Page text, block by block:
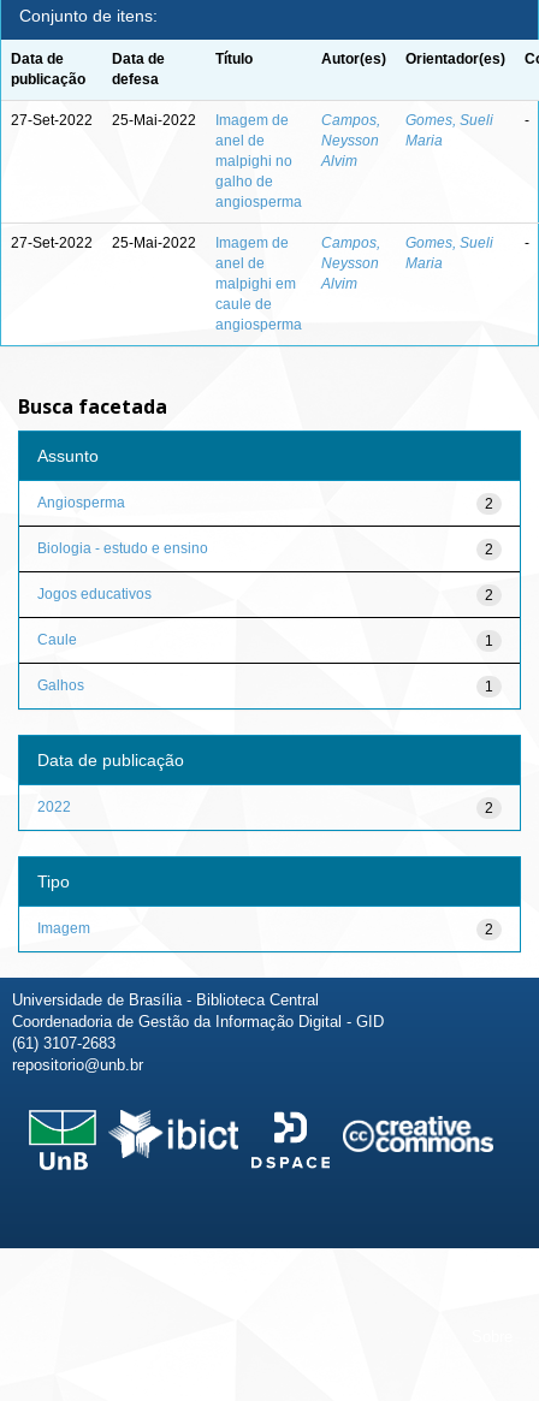
Conjunto de itens:
Data de
publicação
Data de
defesa
Título Autor(es) Orientador(es)
27-Set-2022 25-Mai-2022
Imagem de
anel de
malpighi no
galho de
angiosperma
Campos,
Neysson
Alvim
Gomes, Sueli
Maria
-
27-Set-2022 25-Mai-2022
Imagem de
anel de
malpighi em
caule de
angiosperma
Campos,
Neysson
Alvim
Gomes, Sueli
Maria
-
Busca facetada
Assunto
2
Angiosperma
2
Biologia - estudo e ensino
2
Jogos educativos
1
Caule
1
Galhos
Data de publicação
2
2022
Tipo
2
Imagem
Universidade de Brasília - Biblioteca Central
Coordenadoria de Gestão da Informação Digital - GID
(61) 3107-2683
repositorio@unb.br